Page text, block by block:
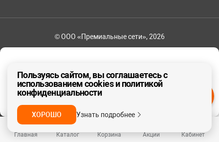
Главная Каталог Корзина Акции Кабинет
ДА, ВЕРНО
© ООО «Премиальные сети», 2026
Пользуясь сайтом, вы соглашаетесь с
использованием cookies и политикой
конфиденциальности
ХОРОШО Узнать подробнее